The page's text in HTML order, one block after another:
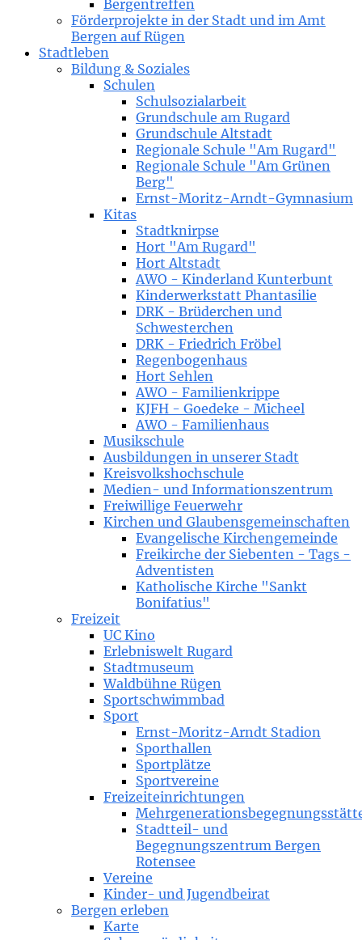
Bergentreffen
Förderprojekte in der Stadt und im Amt
Bergen auf Rügen
Stadtleben
Bildung & Soziales
Schulen
Schulsozialarbeit
Grundschule am Rugard
Grundschule Altstadt
Regionale Schule "Am Rugard"
Regionale Schule "Am Grünen
Berg"
Ernst-Moritz-Arndt-Gymnasium
Kitas
Stadtknirpse
Hort "Am Rugard"
Hort Altstadt
AWO - Kinderland Kunterbunt
Kinderwerkstatt Phantasilie
DRK - Brüderchen und
Schwesterchen
DRK - Friedrich Fröbel
Regenbogenhaus
Hort Sehlen
AWO - Familienkrippe
KJFH - Goedeke - Micheel
AWO - Familienhaus
Musikschule
Ausbildungen in unserer Stadt
Kreisvolkshochschule
Medien- und Informationszentrum
Freiwillige Feuerwehr
Kirchen und Glaubensgemeinschaften
Evangelische Kirchengemeinde
Freikirche der Siebenten - Tags -
Adventisten
Katholische Kirche "Sankt
Bonifatius"
Freizeit
UC Kino
Erlebniswelt Rugard
Stadtmuseum
Waldbühne Rügen
Sportschwimmbad
Sport
Ernst-Moritz-Arndt Stadion
Sporthallen
Sportplätze
Sportvereine
Freizeiteinrichtungen
Stadtteil- und
Begegnungszentrum Bergen
Rotensee
Vereine
Kinder- und Jugendbeirat
Bergen erleben
Karte